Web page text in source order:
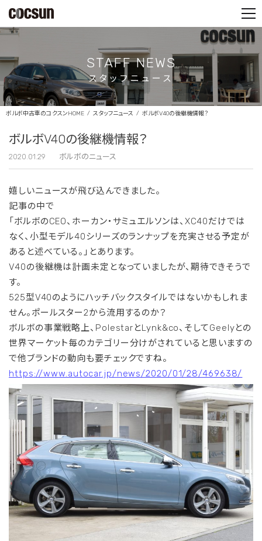
STAFF NEWS
スタッフニュース
ボルボ中古車のコクスンHOME スタッフニュース ボルボV40の後継機情報？
ボルボV40の後継機情報？
2020.01.29 ボルボのニュース
嬉しいニュースが飛び込んできました。
記事の中で
「ボルボのCEO、ホーカン・サミュエルソンは、XC40だけでは
なく、小型モデル40シリーズのランナップを充実させる予定が
あると述べている。」とあります。
V40の後継機は計画未定となっていましたが、期待できそうで
す。
525型V40のようにハッチバックスタイルではないかもしれま
せん。ポールスター2から流用するのか？
ボルボの事業戦略上、PolestarとLynk&co、そしてGeelyとの
世界マーケット毎のカテゴリー分けがされていると思いますの
で他ブランドの動向も要チェックですね。
https://www.autocar.jp/news/2020/01/28/469638/